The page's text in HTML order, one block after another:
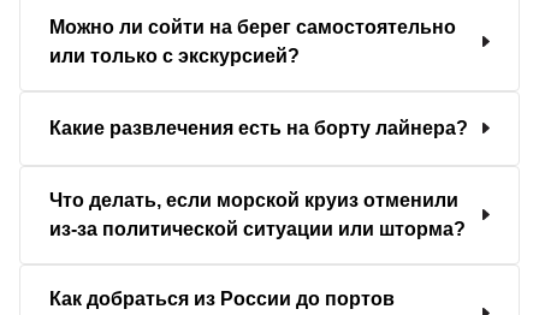
Можно ли сойти на берег самостоятельно
или только с экскурсией?
Какие развлечения есть на борту лайнера?
Что делать, если морской круиз отменили
из-за политической ситуации или шторма?
Как добраться из России до портов